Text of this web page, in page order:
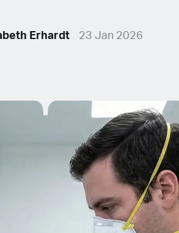
Erhardt 23 Jan 2026